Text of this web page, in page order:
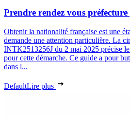
Prendre rendez vous
Obtenir la nationalité française est une
demande une attention particulière. La
INTK2513256J du 2 mai 2025 précise
pour cette démarche. Ce guide a pour
dans l...
DefaultLire plus